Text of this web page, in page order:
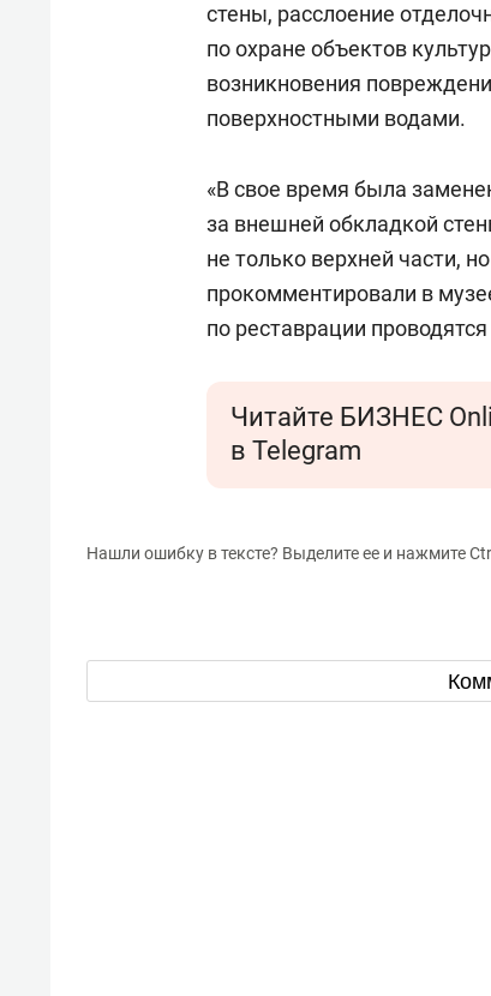
стены, расслоение
по охране объектов
возникновения
поверхностными водами.
«В свое время была
за внешней обкладкой
не только верхней части,
прокомментировали в
по реставрации
Читайте БИЗНЕС
в Telegram
Нашли ошибку в тексте? Выделите ее и нажмите